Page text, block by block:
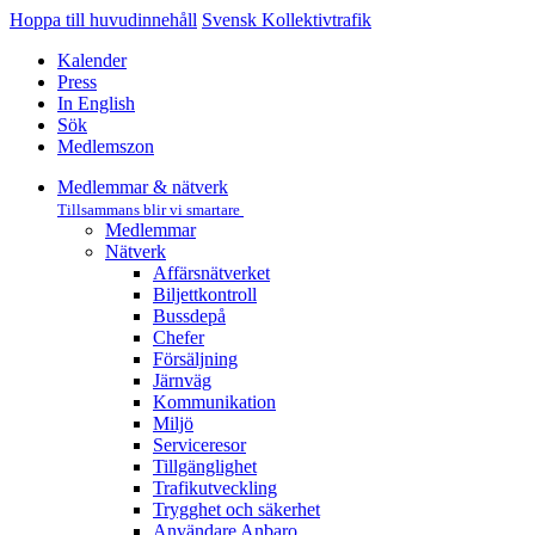
Hoppa till huvudinnehåll Svensk Kollektivtrafik
Kalender
Press
In English
Sök
Medlemszon
Medlemmar & nätverk
Tillsammans blir vi smartare
Medlemmar
Nätverk
Affärs­nätverket
Biljettkontroll­
Bussdepå­
Chefer
Försäljning
Järnväg
Kommunikation
Miljö­
Serviceresor
Tillgänglighet
Trafikutveckling
Trygghet och säkerhet
Användare Anbaro